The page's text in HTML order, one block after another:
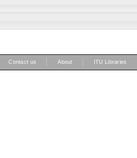
Contact us About ITU Libraries